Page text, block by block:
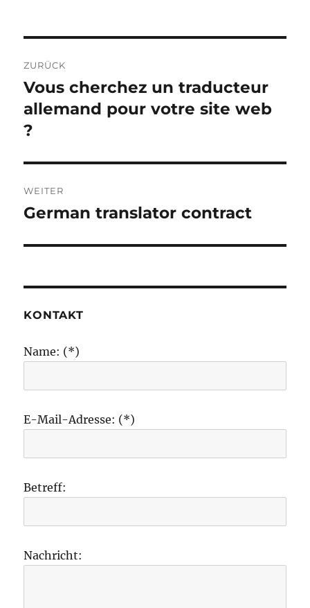
ZURÜCK
Vorheriger
Beitrag:
Vous cherchez un traducteur
allemand pour votre site web
?
WEITER
Nächster
German translator contract
KONTAKT
Name: (*)
E-Mail-Adresse: (*)
Betreff:
Nachricht: